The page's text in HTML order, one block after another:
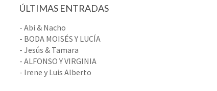
ÚLTIMAS ENTRADAS
- Abi & Nacho
- BODA MOISÉS Y LUCÍA
- Jesús & Tamara
- ALFONSO Y VIRGINIA
- Irene y Luis Alberto